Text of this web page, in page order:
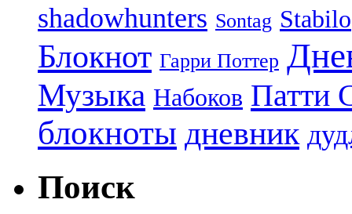
shadowhunters Sontag Stabilo
Блокнот Гарри Поттер
Музыка Набоков Патти
блокноты дневник
Поиск